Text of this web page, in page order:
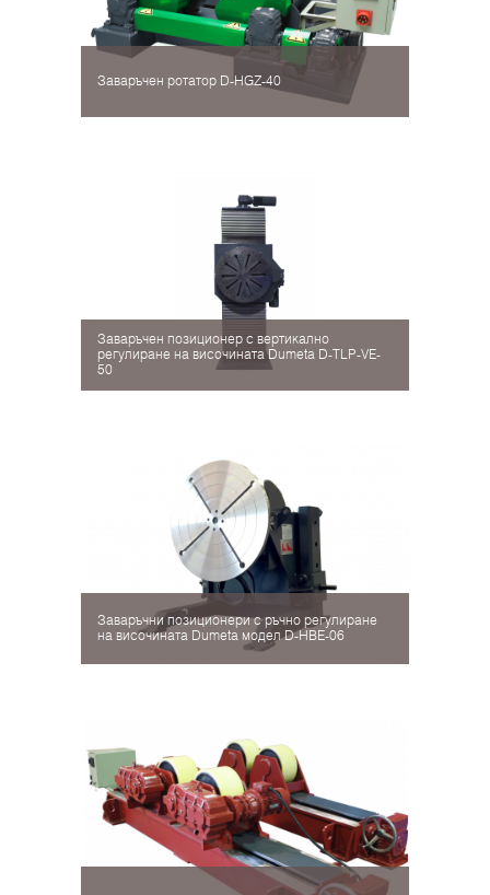
Заваръчен ротатор D-HGZ-40
Заваръчен позиционер с вертикално
регулиране на височината Dumeta D-TLP-VE-
50
Заваръчни позиционери с ръчно регулиране
на височината Dumeta модел D-HBE-06